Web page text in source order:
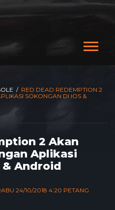
/ RED DEAD REDEMPTION 2
SOKONGAN DI IOS &
2 Akan
Aplikasi
& Android
24/10/2018 4:20 PETANG